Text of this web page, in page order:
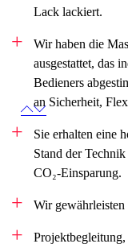
Lack lackiert.
Wir haben die
ausgestattet, das
Bedieners
an Sicherheit,
Sie erhalten eine
Stand der
CO₂-Einsparung.
Wir gewährleisten